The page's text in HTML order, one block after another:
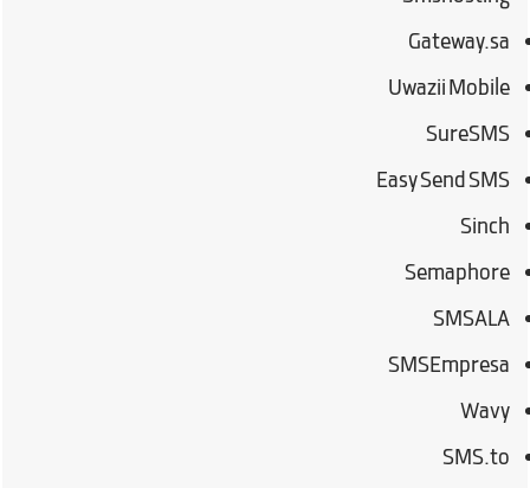
Gateway.sa
Uwazii Mobile
SureSMS
Easy Send SMS
Sinch
Semaphore
SMSALA
SMSEmpresa
Wavy
SMS.to